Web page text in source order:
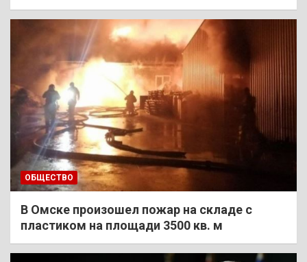
ОБЩЕСТВО
В Омске произошел пожар на складе с
пластиком на площади 3500 кв. м